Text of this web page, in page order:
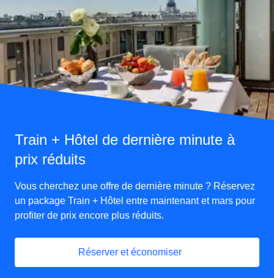
Train + Hôtel de dernière minute à
prix réduits
Vous cherchez une offre de dernière minute ? Réservez
un package Train + Hôtel entre maintenant et mars pour
profiter de prix encore plus réduits.
Réserver et économiser
(Ouvre un nouvel onglet